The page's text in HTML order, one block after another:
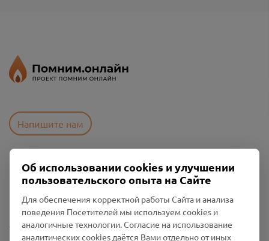
Напишите нам
Пользовательское соглашение
Политика конфиденциальности
Промо-материалы
Настройки cookies
Об использовании cookies и улучшении
пользовательского опыта на Сайте
Для обеспечения корректной работы Сайта и анализа
поведения Посетителей мы используем cookies и
аналогичные технологии. Согласие на использование
аналитических cookies даётся Вами отдельно от иных